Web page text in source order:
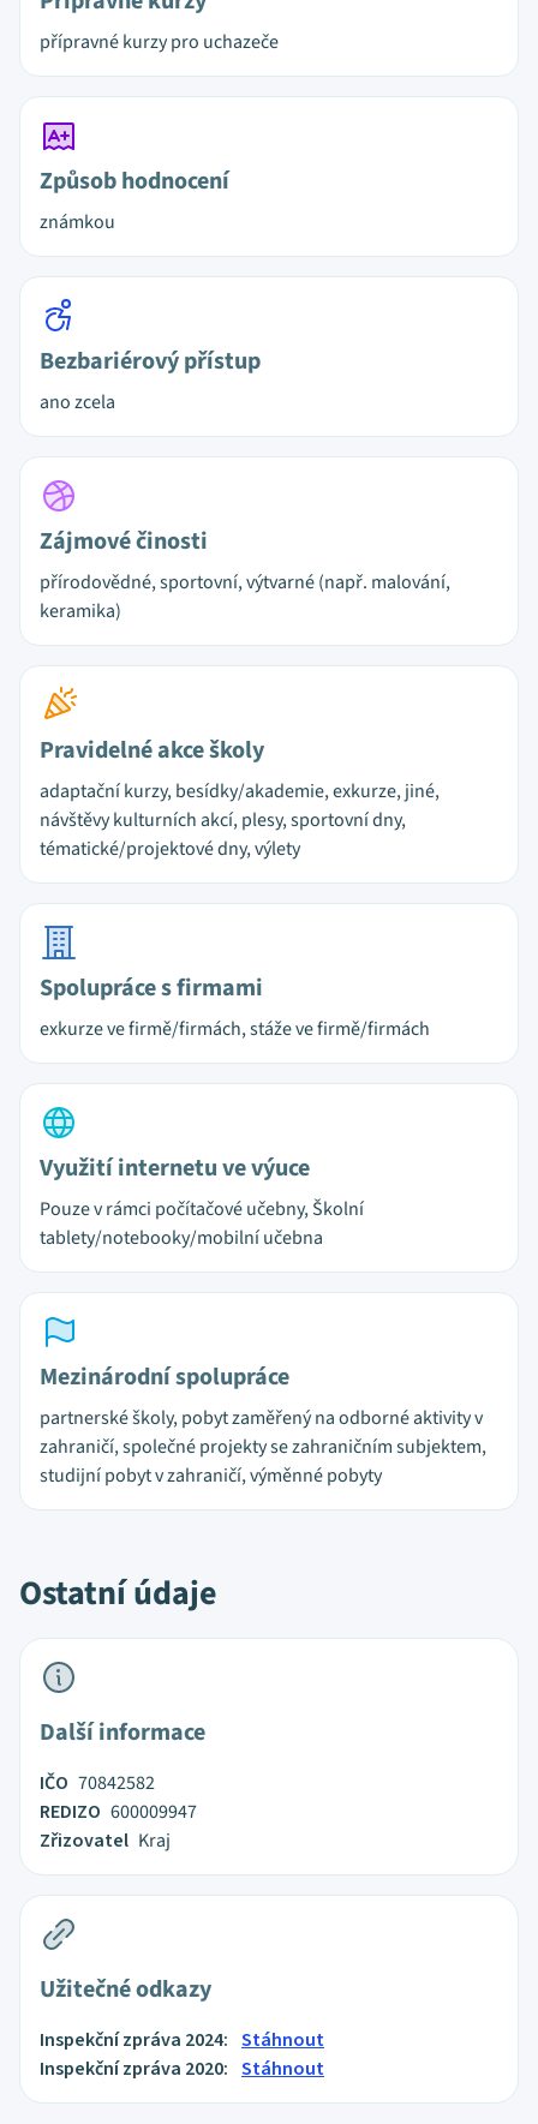
přípravné kurzy pro uchazeče
Způsob hodnocení
známkou
Bezbariérový přístup
ano zcela
Zájmové činosti
přírodovědné, sportovní, výtvarné (např. malování,
keramika)
Pravidelné akce školy
adaptační kurzy, besídky/akademie, exkurze, jiné,
návštěvy kulturních akcí, plesy, sportovní dny,
tématické/projektové dny, výlety
Spolupráce s firmami
exkurze ve firmě/firmách, stáže ve firmě/firmách
Využití internetu ve výuce
Pouze v rámci počítačové učebny, Školní
tablety/notebooky/mobilní učebna
Mezinárodní spolupráce
partnerské školy, pobyt zaměřený na odborné aktivity v
zahraničí, společné projekty se zahraničním subjektem,
studijní pobyt v zahraničí, výměnné pobyty
Ostatní údaje
Další informace
IČO 70842582
REDIZO 600009947
Zřizovatel Kraj
Užitečné odkazy
Inspekční zpráva 2024: Stáhnout
Inspekční zpráva 2020: Stáhnout